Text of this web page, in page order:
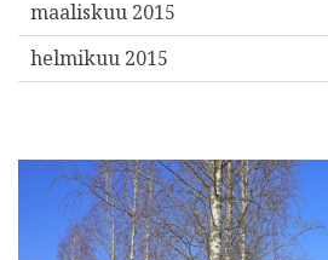
maaliskuu 2015
helmikuu 2015